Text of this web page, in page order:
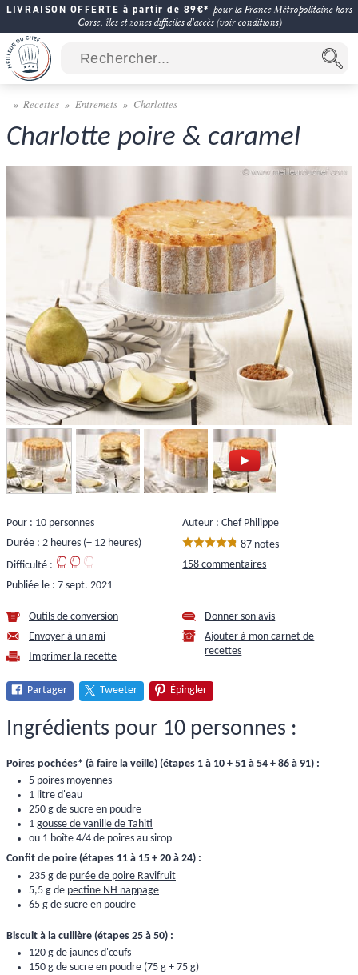
LIVRAISON OFFERTE à partir de 89€* pour la France Métropolitaine hors
Corse, îles et zones difficiles d'accès (voir conditions)
Recettes Entremets Charlottes
Charlotte poire & caramel
Pour : 10 personnes
Durée : 2 heures (+ 12 heures)
Difficulté :
Publiée le : 7 sept. 2021
Auteur : Chef Philippe
87 notes
158 commentaires
Outils de conversion
Envoyer à un ami
Imprimer la recette
Donner son avis
Ajouter à mon carnet de
recettes
Partager Tweeter Épingler
Ingrédients pour 10 personnes :
Poires pochées* (à faire la veille) (étapes 1 à 10 + 51 à 54 + 86 à 91) :
5 poires moyennes
1 litre d'eau
250 g de sucre en poudre
1 gousse de vanille de Tahiti
ou 1 boîte 4/4 de poires au sirop
Confit de poire (étapes 11 à 15 + 20 à 24) :
235 g de purée de poire Ravifruit
5,5 g de pectine NH nappage
65 g de sucre en poudre
Biscuit à la cuillère (étapes 25 à 50) :
120 g de jaunes d'œufs
150 g de sucre en poudre (75 g + 75 g)